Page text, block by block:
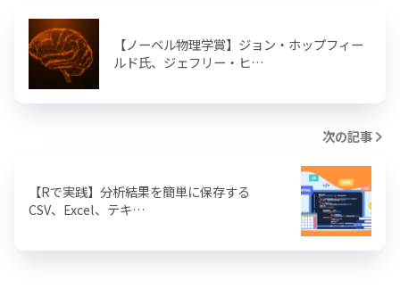
【ノーベル物理学賞】ジョン・ホップフィー
ルド氏、ジェフリー・ヒ…
次の記事
【Rで実践】分析結果を簡単に保存する
CSV、Excel、テキ…